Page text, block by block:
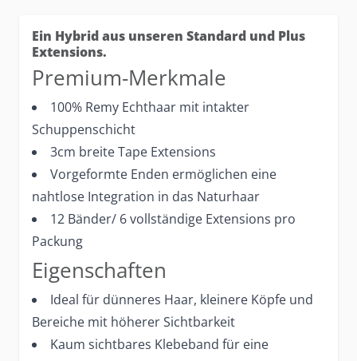
Ein Hybrid aus unseren Standard und Plus
Extensions.
Premium-Merkmale
100% Remy Echthaar mit intakter
Schuppenschicht
3cm breite Tape Extensions
Vorgeformte Enden ermöglichen eine
nahtlose Integration in das Naturhaar
12 Bänder/ 6 vollständige Extensions pro
Packung
Eigenschaften
Ideal für dünneres Haar, kleinere Köpfe und
Bereiche mit höherer Sichtbarkeit
Kaum sichtbares Klebeband für eine